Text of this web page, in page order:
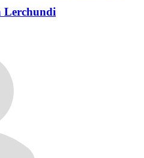
Lerchundi